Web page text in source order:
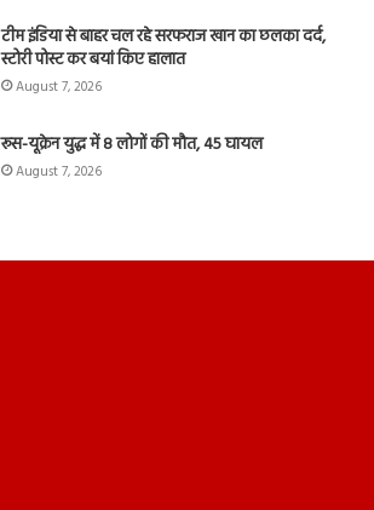
टीम इंडिया से बाहर चल रहे सरफराज खान का छलका दर्द,
स्टोरी पोस्ट कर बयां किए हालात
August 7, 2026
रूस-यूक्रेन युद्ध में 8 लोगों की मौत, 45 घायल
August 7, 2026